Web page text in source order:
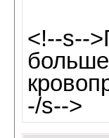
<!--s--
-/s-->